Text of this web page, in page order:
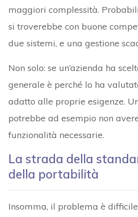
maggiori complessità.
si troverebbe con buone
due sistemi, e una gestione
Non solo: se un’azienda ha
generale è perché lo ha
adatto alle proprie esigenze.
potrebbe ad esempio non
funzionalità necessarie.
La strada della
della portabilità
Insomma, il problema è